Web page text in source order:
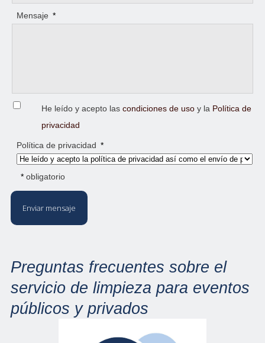
Mensaje *
He leído y acepto lascondiciones de uso y la Política de
privacidad
Política de privacidad *
* obligatorio
Enviar mensaje
Preguntas frecuentes sobre el
servicio de limpieza para eventos
públicos y privados